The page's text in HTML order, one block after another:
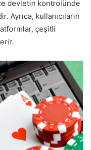
devletin kontrolünde
Ayrıca, kullanıcıların
çeşitli